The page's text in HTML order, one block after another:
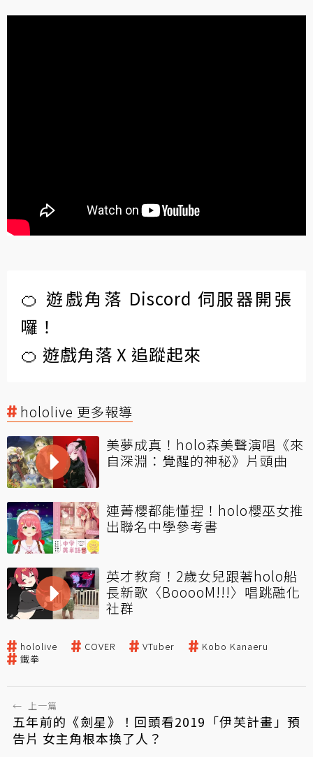
🍊 遊戲角落 Discord 伺服器開張
囉！
🍊 遊戲角落 X 追蹤起來
hololive 更多報導
美夢成真！holo森美聲演唱《來
自深淵：覺醒的神秘》片頭曲
連菁櫻都能懂捏！holo櫻巫女推
出聯名中學參考書
英才教育！2歲女兒跟著holo船
長新歌〈BooooM!!!〉唱跳融化
社群
hololive COVER VTuber
Kobo Kanaeru
鐵拳
← 上一篇
五年前的《劍星》！回頭看2019「伊芙計畫」預
告片 女主角根本換了人？